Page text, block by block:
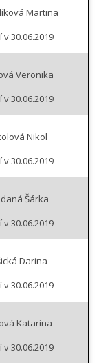
Martina
v 30.06.2019
Veronika
v 30.06.2019
Nikol
v 30.06.2019
Šárka
v 30.06.2019
Darina
v 30.06.2019
Katarina
v 30.06.2019